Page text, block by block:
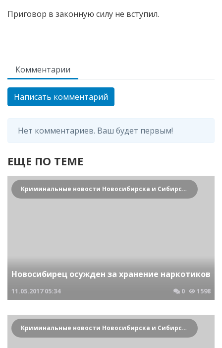
Приговор в законную силу не вступил.
Комментарии
Написать комментарий
Нет комментариев. Ваш будет первым!
ЕЩЕ ПО ТЕМЕ
Криминальные новости Новосибирска и Сибирского региона
Новосибирец осужден за хранение наркотиков
11.05.2017 05:34 0 1598
Криминальные новости Новосибирска и Сибирского региона